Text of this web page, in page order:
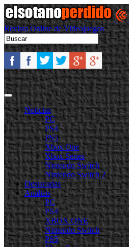
Revista Online de Videojuegos
Noticias
PC
PS4
PS5
Xbox One
Xbox Series
Nintendo Switch
Nintendo Switch 2
Destacadas
Análisis
PC
PS4
XBOX ONE
Nintendo Switch
PS5